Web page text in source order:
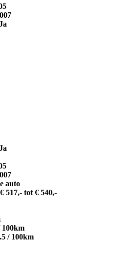
auto
€ 517,- tot € 540,-
100km
/ 100km